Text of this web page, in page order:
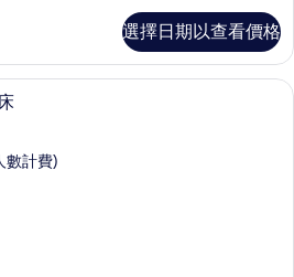
選擇日期以查看價格
客房內保險箱、書桌、遮光布/窗簾、
數計費)